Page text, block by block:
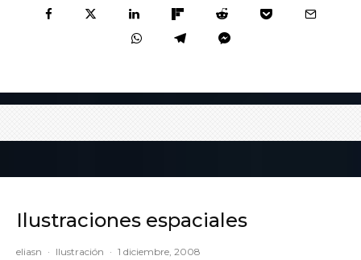
Ilustraciones espaciales
eliasn · Ilustración · 1 diciembre, 2008